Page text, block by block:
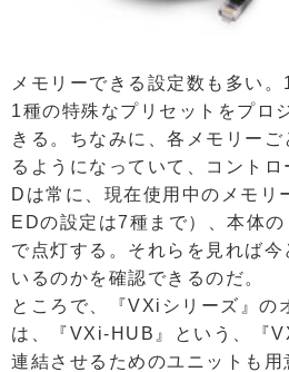
メモリーできる設定数も多い
1種の特殊なプリセットをプロ
きる。ちなみに、各メモリー
るようになっていて、コント
Dは常に、現在使用中のメモリ
EDの設定は7種まで）、本体
で点灯する。それらを見れば
いるのかを確認できるのだ。
ところで、『VXiシリーズ』の
は、『VXi-HUB』という、『
連結させるためのユニットも